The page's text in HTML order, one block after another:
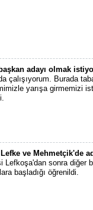
adayı olmak
çalışıyorum. Burada
yarışa girmemizi
ve Mehmetçik'de
Lefkoşa'dan sonra diğer
başladığı öğrenildi.